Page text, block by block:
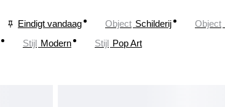
Eindigt vandaag Object Schilderij Object
Stijl Modern Stijl Pop Art